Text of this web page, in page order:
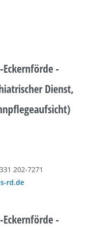
-
Dienst,
202-7271
rd.de
-